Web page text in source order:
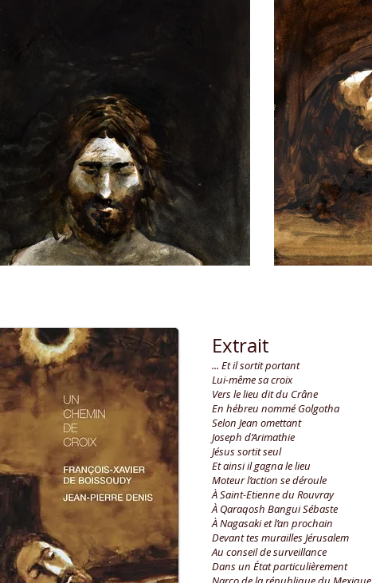
Extrait
... Et il sortit portant
Lui-même sa croix
Vers le lieu dit du Crâne
En hébreu nommé Golgotha
Selon Jean omettant
Joseph d’Arimathie
Jésus sortit seul
Et ainsi il gagna le lieu
Moteur l’action se déroule
À Saint-Etienne du Rouvray
À Qaraqosh Bangui Sébaste
À Nagasaki et l’an prochain
Devant tes murailles Jérusalem
Au conseil de surveillance
Dans un État particulièrement